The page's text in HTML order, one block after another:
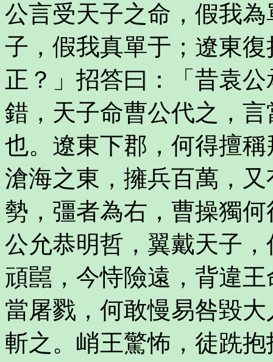
公言受天子之命，假我
子，假我真單于；遼東
正？」招答曰：「昔袁
錯，天子命曹公代之，
也。遼東下郡，何得擅
滄海之東，擁兵百萬，
勢，彊者為右，曹操獨
公允恭明哲，翼戴天子
頑嚚，今恃險遠，背違
當屠戮，何敢慢易咎毀
斬之。峭王驚怖，徒跣